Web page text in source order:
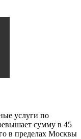
услуги по
сумму в 45
в пределах Москвы